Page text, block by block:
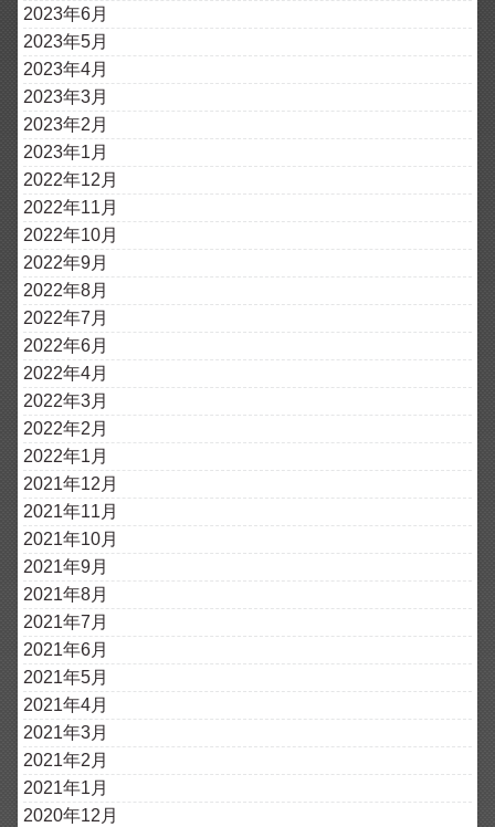
2023年6月
2023年5月
2023年4月
2023年3月
2023年2月
2023年1月
2022年12月
2022年11月
2022年10月
2022年9月
2022年8月
2022年7月
2022年6月
2022年4月
2022年3月
2022年2月
2022年1月
2021年12月
2021年11月
2021年10月
2021年9月
2021年8月
2021年7月
2021年6月
2021年5月
2021年4月
2021年3月
2021年2月
2021年1月
2020年12月